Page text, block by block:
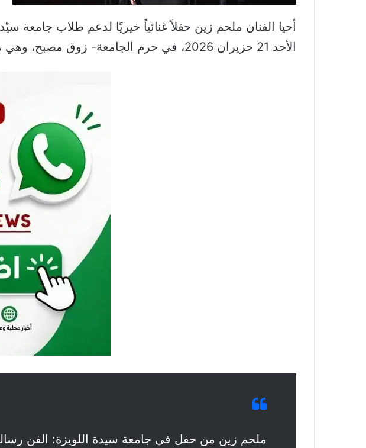
أحيا الفنان ملحم زين حفلاً غنائياً خيريًا لدعم طلاب جامعة
الأحد 21 حزيران 2026، في حرم الجامعة- زوق مصبح، وهي مبادرة كانت قد انطلقت منذ ثلاثة أعوام.
ملحم زين من حفل في جامعة سيدة اللويزة: الفن